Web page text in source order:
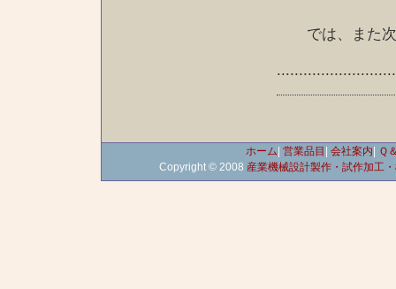
では、また次
ホーム 営業品目 会社案内
Ｑ
Copyright © 2008 産業機械設計製作・試作加工